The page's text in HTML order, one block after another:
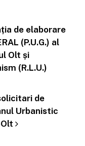
de elaborare
(P.U.G.) al
Olt și
(R.L.U.)
de
Urbanistic